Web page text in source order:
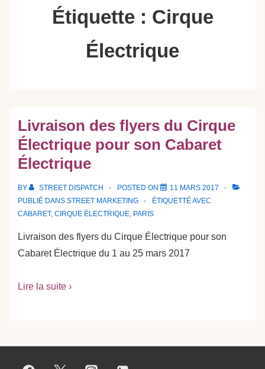
Étiquette : Cirque
Électrique
Livraison des flyers du Cirque
Électrique pour son Cabaret
Électrique
BY STREET DISPATCH POSTED ON
11 MARS 2017
PUBLIÉ DANS STREET MARKETING
ÉTIQUETTÉ AVEC
CABARET, CIRQUE ÉLECTRIQUE, PARIS
Livraison des flyers du Cirque Électrique pour son
Cabaret Électrique du 1 au 25 mars 2017
Lire la suite ›